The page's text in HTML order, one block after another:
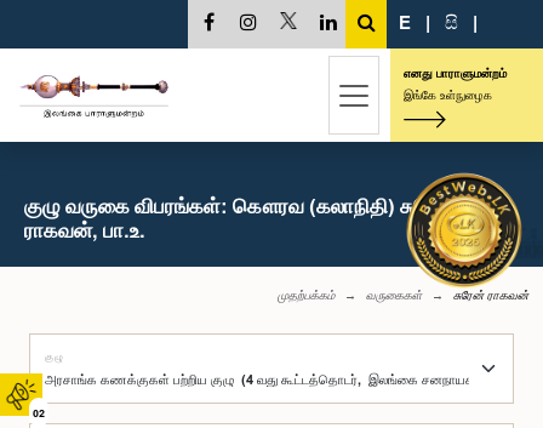
02
E | සි |
எனது பாராளுமன்றம்
இங்கே உள்நுழைக
குழு வருகை விபரங்கள்: கௌரவ (கலாநிதி) சுரேன்
ராகவன், பா.உ.
முதற்பக்கம் வருகைகள் சுரேன் ராகவன்
குழு